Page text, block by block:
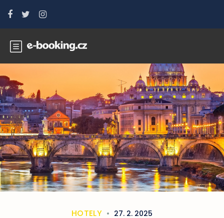
HOTELY 27. 2. 2025